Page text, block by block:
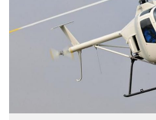
Polo São Carlos
Programas
Bolsa Empreendedorismo